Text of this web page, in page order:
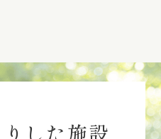
した施設